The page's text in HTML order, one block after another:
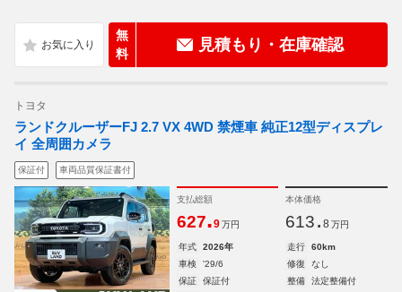
無
料
見積もり・在庫確認
トヨタ
ランドクルーザーFJ 2.7 VX 4WD 禁煙車 純正12型ディスプレ
イ 全周囲カメラ
保証付 車両品質保証書付
支払総額
627.9 万円
本体価格
613. 8 万円
年式 2026年 走行
60km
車検
'29/6 修復
なし
保証
保証付 整備
法定整備付